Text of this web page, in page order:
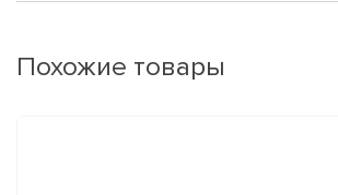
Похожие товары